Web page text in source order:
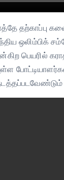
தற்காப்பு
ஒலிம்பிக்
பெயரில்